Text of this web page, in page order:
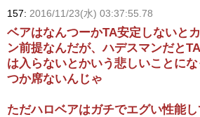
157: 2016/11/23(水) 03:37:55.78
ベアはなんつーかTA安定しないと
ン前提なんだが、ハデスマンだと
は入らないとかいう悲しいことに
つか席ないんじゃ
ただハロベアはガチでエグい性能